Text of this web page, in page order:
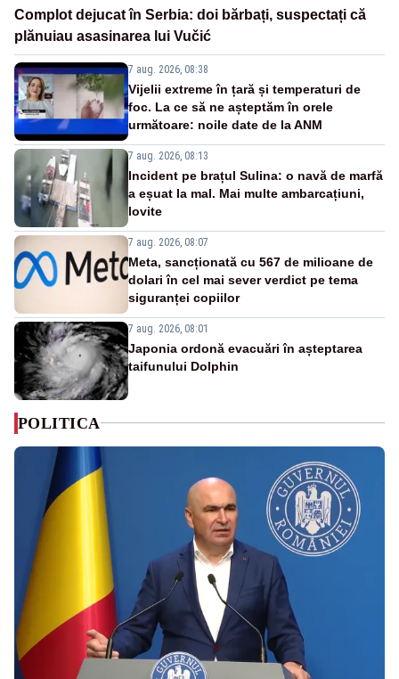
Complot dejucat în Serbia: doi bărbați, suspectați că
plănuiau asasinarea lui Vučić
7 aug. 2026, 08:38
Vijelii extreme în țară și temperaturi de
foc. La ce să ne așteptăm în orele
următoare: noile date de la ANM
7 aug. 2026, 08:13
Incident pe brațul Sulina: o navă de marfă
a eșuat la mal. Mai multe ambarcațiuni,
lovite
7 aug. 2026, 08:07
Meta, sancționată cu 567 de milioane de
dolari în cel mai sever verdict pe tema
siguranței copiilor
7 aug. 2026, 08:01
Japonia ordonă evacuări în așteptarea
taifunului Dolphin
POLITICA